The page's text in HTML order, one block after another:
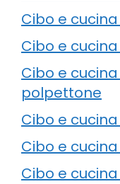
Cibo e
Cibo e
Cibo e
polpettone
Cibo e
Cibo e
Cibo e